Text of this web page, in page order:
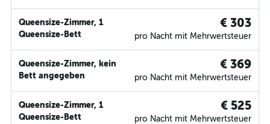
Queensize-Zimmer, 1
Queensize-Bett
€ 303
pro Nacht mit Mehrwertsteuer
Queensize-Zimmer, kein
Bett angegeben
€ 369
pro Nacht mit Mehrwertsteuer
Queensize-Zimmer, 1
Queensize-Bett
€ 525
pro Nacht mit Mehrwertsteuer